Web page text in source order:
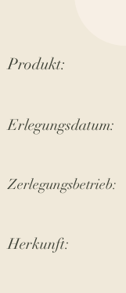
Produkt:
Erlegungsdatum:
Zerlegungsbetrieb:
Herkunft: